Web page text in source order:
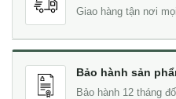
Giao hàng tận nơi
Bảo hành sản
Bảo hành 12 tháng